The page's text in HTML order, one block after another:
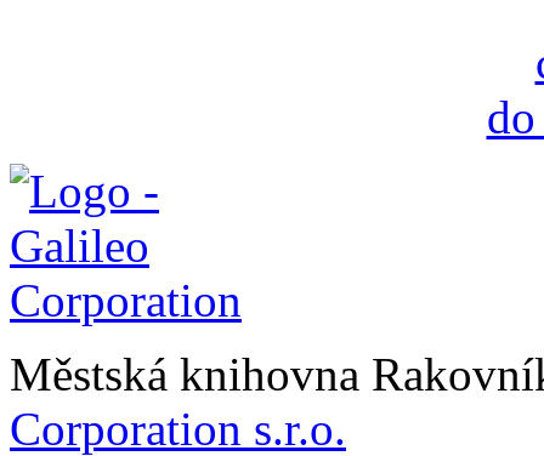
Městská knihovna
Corporation s.r.o.